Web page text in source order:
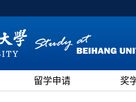
留学申请 奖